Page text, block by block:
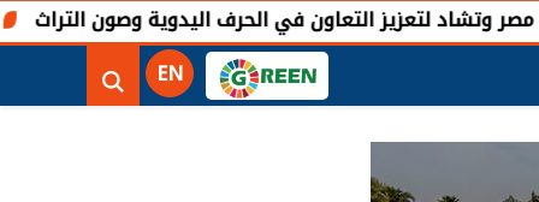
الهيئة
التعاون في الحرف اليدوية وصون التراث
EN